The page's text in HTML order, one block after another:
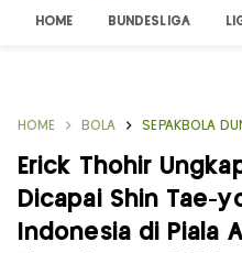
HOME BUNDESLIGA
HOME BOLA SEPAKBOLA
Erick Thohir
Dicapai Shin Tae-
Indonesia di Piala